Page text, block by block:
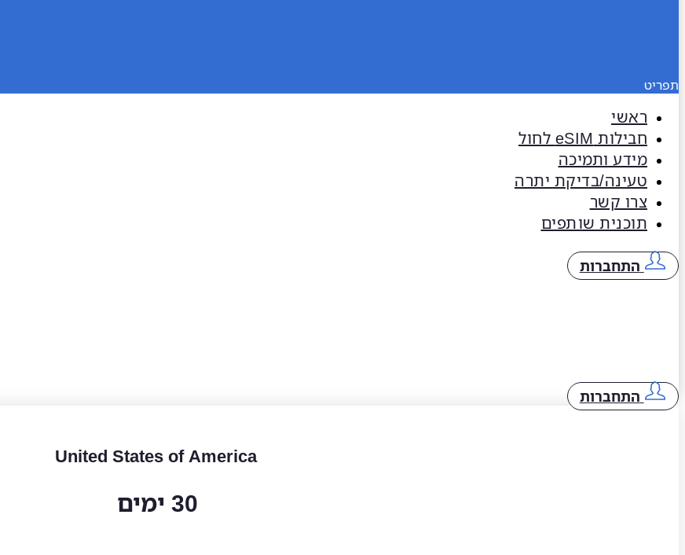
תפריט
ראשי
חבילות eSIM​ לחול
מידע ותמיכה
טעינה/בדיקת יתרה
צרו קשר
תוכנית שותפים
התחברות
התחברות
United States of America
30 ימים